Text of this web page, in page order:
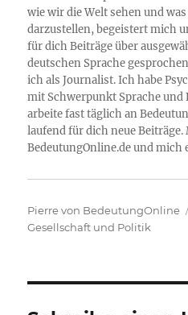
wie wir die Welt sehen und
darzustellen, begeistert mich
für dich Beiträge über
deutschen Sprache
ich als Journalist. Ich habe
mit Schwerpunkt Sprache und
arbeite fast täglich an
laufend für dich neue Beiträge.
BedeutungOnline.de und
Autor
Pierre von BedeutungOnline
Gesellschaft und Politik